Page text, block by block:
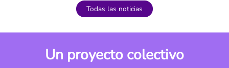
Todas las noticias
Un proyecto colectivo